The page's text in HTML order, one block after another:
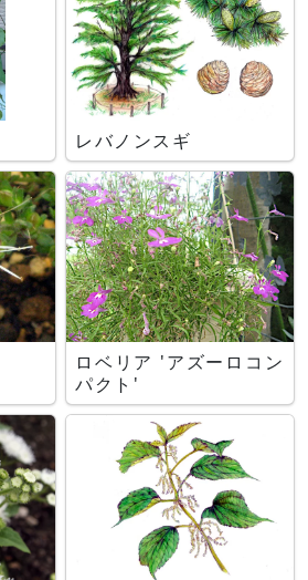
レバノンスギ
ロベリア 'アズーロコン
パクト'